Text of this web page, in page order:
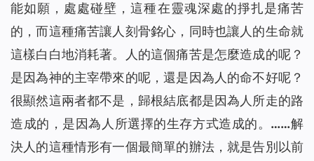
能如願，處處碰壁，這種在靈魂深處的掙扎是痛苦
的，而這種痛苦讓人刻骨銘心，同時也讓人的生命就
這樣白白地消耗著。人的這個痛苦是怎麼造成的呢？
是因為神的主宰帶來的呢，還是因為人的命不好呢？
很顯然這兩者都不是，歸根結底都是因為人所走的路
造成的，是因為人所選擇的生存方式造成的。……解
決人的這種情形有一個最簡單的辦法，就是告別以前